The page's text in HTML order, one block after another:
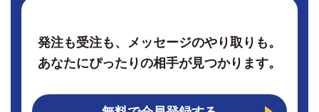
発注も受注も、メッセージのやり取りも。
あなたにぴったりの相手が見つかります。